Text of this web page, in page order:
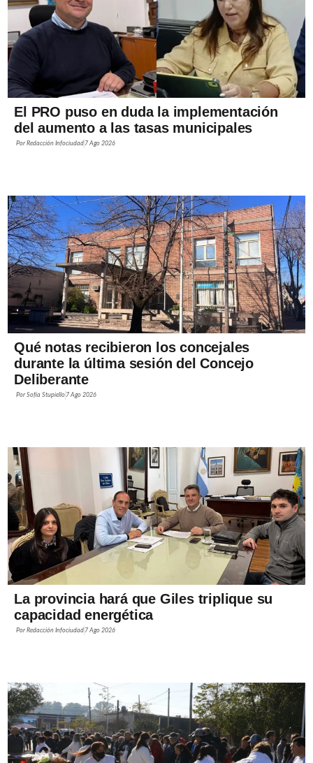
El PRO puso en duda la implementación
del aumento a las tasas municipales
PorRedacción Infociudad 7 Ago 2026
Qué notas recibieron los concejales
durante la última sesión del Concejo
Deliberante
PorSofía Stupiello 7 Ago 2026
La provincia hará que Giles triplique su
capacidad energética
PorRedacción Infociudad 7 Ago 2026